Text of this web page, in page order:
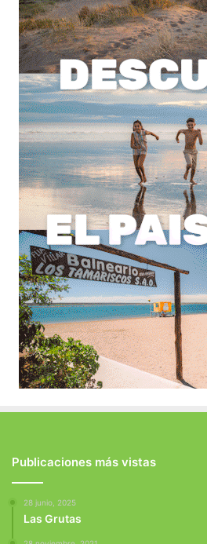
Publicaciones más vistas
28 junio, 2025
Las Grutas